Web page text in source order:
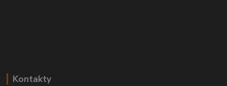
Kontakty